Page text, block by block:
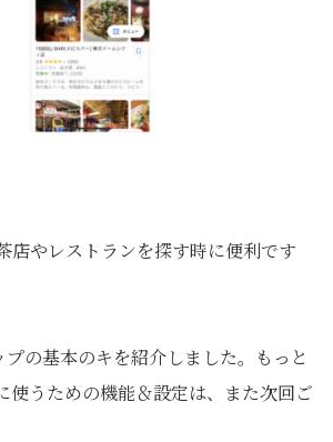
店やレストランを探す時に便利です
の基本のキを紹介しました。もっと
使うための機能＆設定は、また次回ご